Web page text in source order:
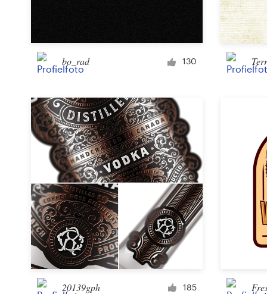
bo_rad 130
20139gph 185
Webdesign
Blader door alle categorieën
Klantenservice
+49 30 568 377 84
Helpcentrum
Bronnen